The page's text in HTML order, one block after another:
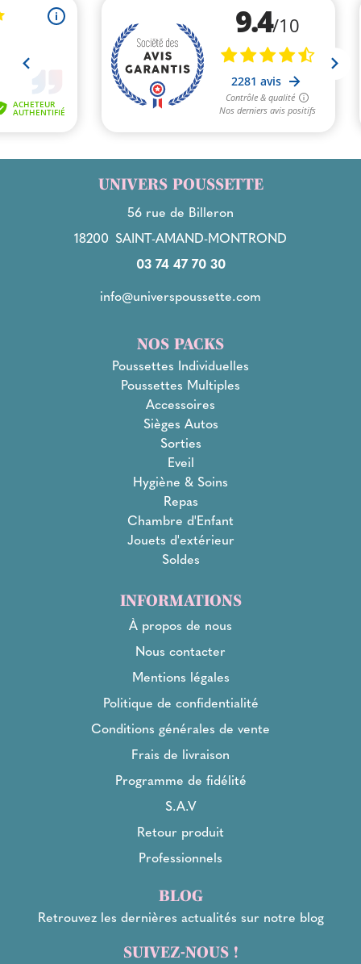
UNIVERS POUSSETTE
56 rue de Billeron
18200 SAINT-AMAND-MONTROND
03 74 47 70 30
info@universpoussette.com
NOS PACKS
Poussettes Individuelles
Poussettes Multiples
Accessoires
Sièges Autos
Sorties
Eveil
Hygiène & Soins
Repas
Chambre d'Enfant
Jouets d'extérieur
Soldes
INFORMATIONS
À propos de nous
Nous contacter
Mentions légales
Politique de confidentialité
Conditions générales de vente
Frais de livraison
Programme de fidélité
S.A.V
Retour produit
Professionnels
BLOG
Retrouvez les dernières actualités sur notre blog
SUIVEZ-NOUS !